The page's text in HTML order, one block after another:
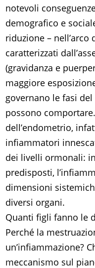
notevoli
demografico e
riduzione –
caratterizzati
(gravidanza e
maggiore
governano le fasi
possono
dell’endometrio,
infiammatori
dei livelli ormonali:
predisposti,
dimensioni
diversi organi.
Quanti figli fanno le
Perché la
un’infiammazione?
meccanismo sul